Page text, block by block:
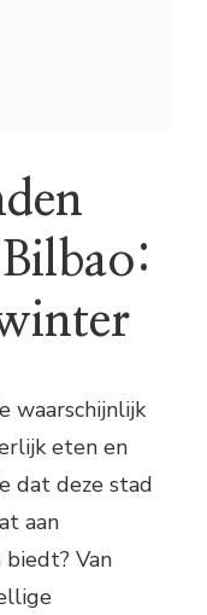
waarschijnlijk
eten en
dat deze stad
aan
Van